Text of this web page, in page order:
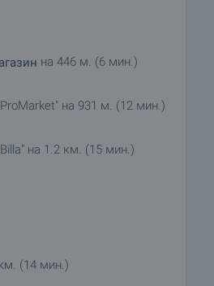
на 446 м. (6 мин.)
на 931 м. (12 мин.)
на 1.2 км. (15 мин.)
(14 мин.)